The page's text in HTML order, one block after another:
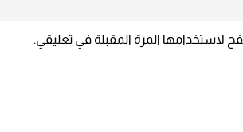
لاستخدامها المرة المقبلة في تعليقي.